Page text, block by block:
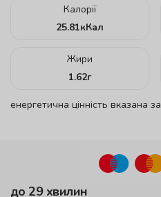
Калорії
25.81кКал
Жири
1.62г
енергетична цінність вказана за
до 29 хвилин